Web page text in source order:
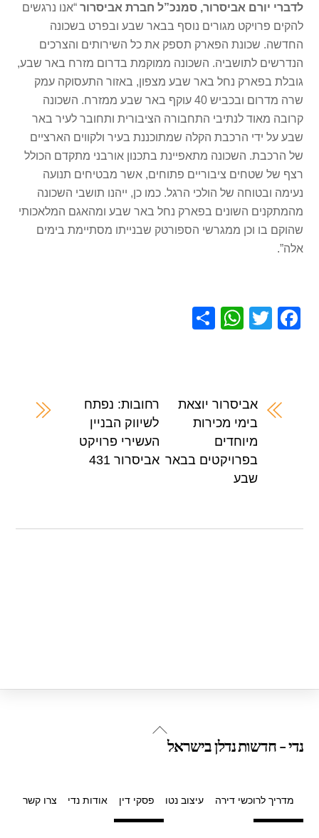
לדברי יורם אביסרור, סמנכ”ל חברת אביסרור “אנו נרגשים
להקים פרויקט מגורים נוסף בבאר שבע ובפרט בשכונה
החדשה. שכונת הפארק תספק את כל השירותים והצרכים
הנדרשים לתושביה. השכונה ממוקמת בדרום מזרח באר שבע,
גובלת בפארק נחל באר שבע מצפון, באזור התעסוקה עמק
שרה מדרום ובכביש 40 עוקף באר שבע ממזרח. השכונה
קרובה מאוד לנתיבי התחבורה הציבורית ותחובר לעיר באר
שבע על ידי הרכבת הקלה שמתוכננת בעיר ולקווים הארציים
של הרכבת. השכונה מתאפיינת בתכנון אורבני מתקדם הכולל
רצף של שטחים ציבוריים פתוחים, אשר מבטיחים תנועה
נעימה ובטוחה של הולכי הרגל. כמו כן, ייהנו תושבי השכונה
מהמתקנים השונים בפארק נחל באר שבע ומהאגם המלאכותי
שהוקם בו וכן ממגרשי הספורטק שבנייתו מסתיימת בימים
אלה”.
F
b
T
W
A
p
p
אביסרור יוצאת
בימי מכירות
מיוחדים
בפרויקטים בבאר
שבע
רחובות: נפתח
לשיווק הבניין
העשירי פרויקט
אביסרור 431
Back
נדי - חדשות נדלן בישראל
מדריך לרוכשי דירה עיצוב נטו פסקי דין אודות נדי צרו קשר